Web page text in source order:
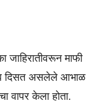
जाहिरातीवरून माफी
दिसत असलेले आभाळ
वापर केला होता.